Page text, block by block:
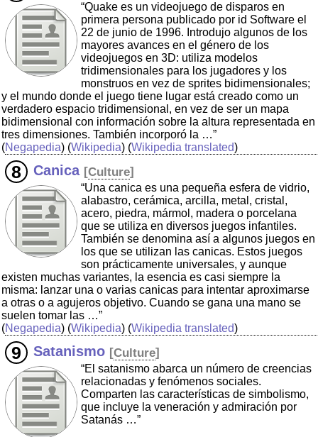
“Quake es un videojuego de disparos en
primera persona publicado por id Software el
22 de junio de 1996. Introdujo algunos de los
mayores avances en el género de los
videojuegos en 3D: utiliza modelos
tridimensionales para los jugadores y los
monstruos en vez de sprites bidimensionales;
y el mundo donde el juego tiene lugar está creado como un
verdadero espacio tridimensional, en vez de ser un mapa
bidimensional con información sobre la altura representada en
tres dimensiones. También incorporó la …”
(Negapedia) (Wikipedia) (Wikipedia translated)
Canica [Culture]
“Una canica es una pequeña esfera de vidrio,
alabastro, cerámica, arcilla, metal, cristal,
acero, piedra, mármol, madera o porcelana
que se utiliza en diversos juegos infantiles.
También se denomina así a algunos juegos en
los que se utilizan las canicas. Estos juegos
son prácticamente universales, y aunque
existen muchas variantes, la esencia es casi siempre la
misma: lanzar una o varias canicas para intentar aproximarse
a otras o a agujeros objetivo. Cuando se gana una mano se
suelen tomar las …”
(Negapedia) (Wikipedia) (Wikipedia translated)
Satanismo [Culture]
“El satanismo abarca un número de creencias
relacionadas y fenómenos sociales.
Comparten las características de simbolismo,
que incluye la veneración y admiración por
Satanás …”